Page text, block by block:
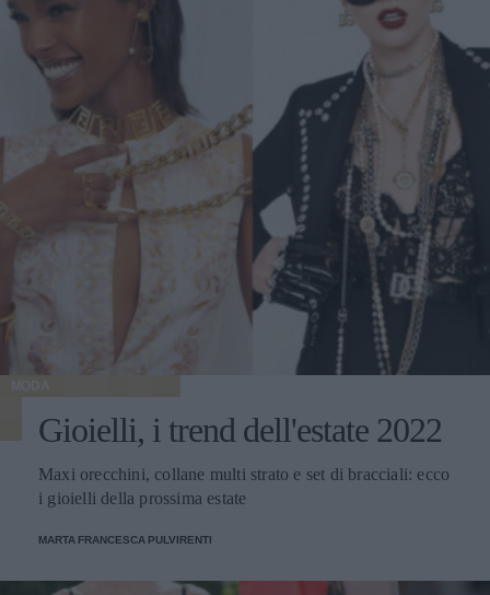
MODA
Gioielli, i trend dell'estate 2022
Maxi orecchini, collane multi strato e set di bracciali: ecco
i gioielli della prossima estate
MARTA FRANCESCA PULVIRENTI